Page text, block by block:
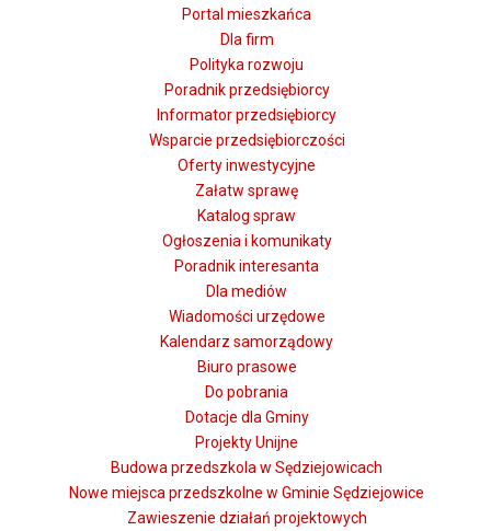
Portal mieszkańca
Dla firm
Polityka rozwoju
Poradnik przedsiębiorcy
Informator przedsiębiorcy
Wsparcie przedsiębiorczości
Oferty inwestycyjne
Załatw sprawę
Katalog spraw
Ogłoszenia i komunikaty
Poradnik interesanta
Dla mediów
Wiadomości urzędowe
Kalendarz samorządowy
Biuro prasowe
Do pobrania
Dotacje dla Gminy
Projekty Unijne
Budowa przedszkola w Sędziejowicach
Nowe miejsca przedszkolne w Gminie Sędziejowice
Zawieszenie działań projektowych